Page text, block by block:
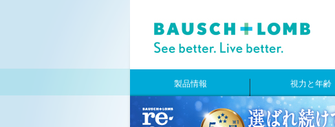
製品情報 視力と年齢